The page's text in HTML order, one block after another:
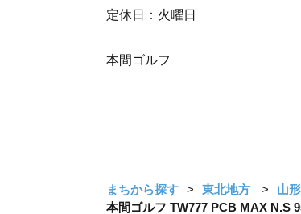
定休日：火曜日
本間ゴルフ
まちから探す 東北地方 山
本間ゴルフ TW777 PCB MAX N.S